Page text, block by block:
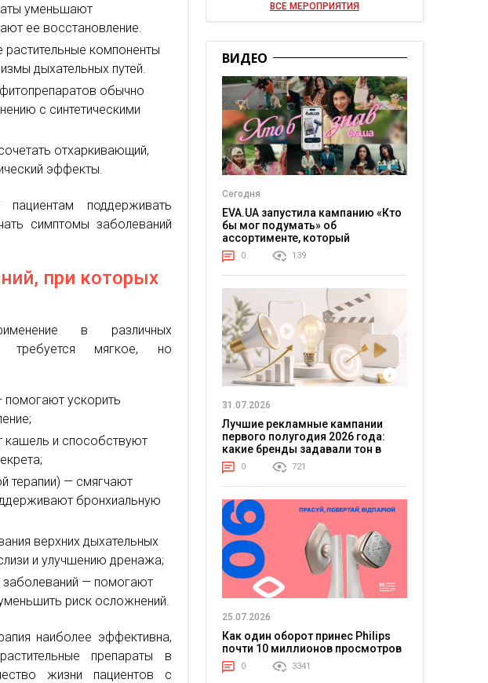
уменьшают
ее восстановление.
компоненты
дыхательных путей.
обычно
с синтетическими
отхаркивающий,
эффекты.
пациентам поддерживать
симптомы заболеваний
при которых
в различных
требуется мягкое, но
ускорить
кашель и способствуют
терапии) — смягчают
бронхиальную
верхних дыхательных
и улучшению дренажа;
заболеваний — помогают
риск осложнений.
наиболее эффективна,
препараты в
жизни пациентов с
ВСЕ МЕРОПРИЯТИЯ
ВИДЕО
Сегодня
EVA.UA запустила кампанию «Кто
бы мог подумать» об
ассортименте, который
покупатели не ожидают увидеть
на платформе
0 139
31.07.2026
Лучшие рекламные кампании
первого полугодия 2026 года:
какие бренды задавали тон в
отрасли
0 721
25.07.2026
Как один оборот принес Philips
почти 10 миллионов просмотров
0 3341